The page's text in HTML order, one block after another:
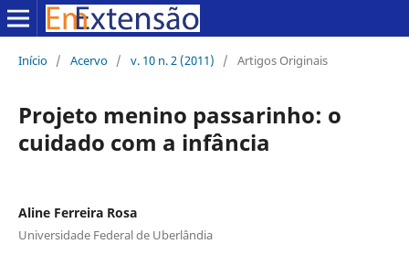
Início / Acervo / v. 10 n. 2 (2011) / Artigos Originais
Projeto menino passarinho: o
cuidado com a infância
Aline Ferreira Rosa
Universidade Federal de Uberlândia